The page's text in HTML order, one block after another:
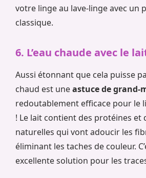
votre linge au lave-linge avec un
classique.
6. L’eau chaude avec le
Aussi étonnant que cela puisse
chaud est uneastuce de grand-
redoutablement efficace pour le
! Le lait contient des protéines et
naturelles qui vont adoucir les
éliminant les taches de couleur.
excellente solution pour les